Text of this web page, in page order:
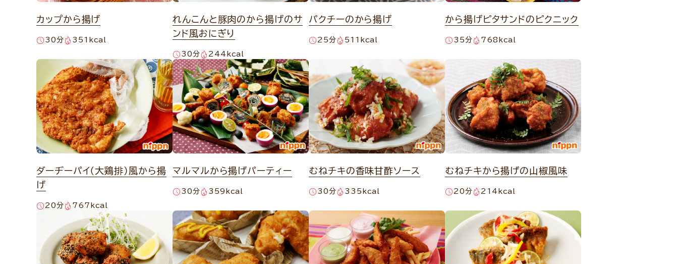
カップから揚げ
30分 351kcal
れんこんと豚肉のから揚げのサ
ンド風おにぎり
30分 244kcal
パクチーのから揚げ
25分 511kcal
から揚げピタサンドのピクニック
35分 768kcal
ダーヂーパイ（大鶏排）風から揚
げ
20分 767kcal
マルマルから揚げパーティー
30分 359kcal
むねチキの香味甘酢ソース
30分 335kcal
むねチキから揚げの山椒風味
20分 214kcal